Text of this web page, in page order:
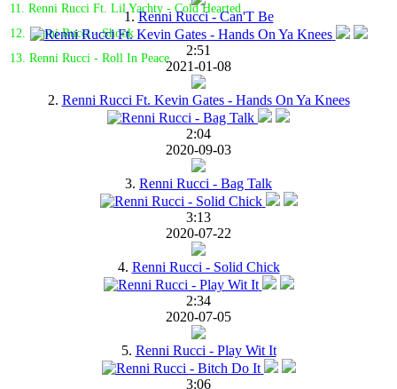
11. Renni Rucci Ft. Lil Yachty - Cold Hearted
12. Renni Rucci - Shook
13. Renni Rucci - Roll In Peace
1.Renni Rucci - Can'T Be
2:51
2021-01-08
2. Renni Rucci Ft. Kevin Gates - Hands On Ya Knees
2:04
2020-09-03
3. Renni Rucci - Bag Talk
3:13
2020-07-22
4. Renni Rucci - Solid Chick
2:34
2020-07-05
5. Renni Rucci - Play Wit It
3:06